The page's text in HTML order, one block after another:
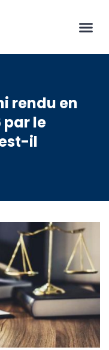
rendu en
par le
il